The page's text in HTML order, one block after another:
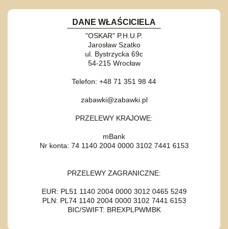
DANE WŁAŚCICIELA
"OSKAR" P.H.U.P.
Jarosław Szatko
ul. Bystrzycka 69c
54-215 Wrocław
Telefon: +48 71 351 98 44
zabawki@zabawki.pl
PRZELEWY KRAJOWE:
mBank
Nr konta: 74 1140 2004 0000 3102 7441 6153
PRZELEWY ZAGRANICZNE:
EUR: PL51 1140 2004 0000 3012 0465 5249
PLN: PL74 1140 2004 0000 3102 7441 6153
BIC/SWIFT: BREXPLPWMBK